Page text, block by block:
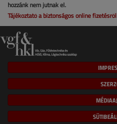
hozzánk nem jutnak el.
Tájékoztató a biztonságos online